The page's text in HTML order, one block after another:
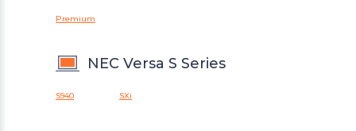
Premium
NEC Versa S Series
S940 SXi